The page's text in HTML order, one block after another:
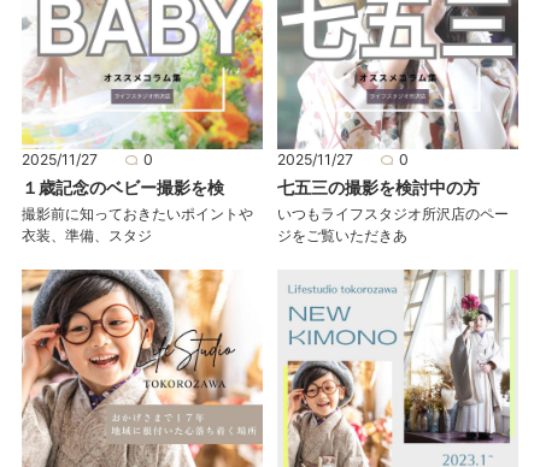
2025/11/27 0
１歳記念のベビー撮影を検
撮影前に知っておきたいポイントや
衣装、準備、スタジ
2025/11/27 0
七五三の撮影を検討中の方
いつもライフスタジオ所沢店のペー
ジをご覧いただきあ